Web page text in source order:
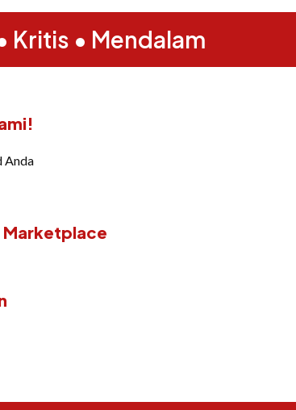
Kritis • Mendalam
Anda
Marketplace